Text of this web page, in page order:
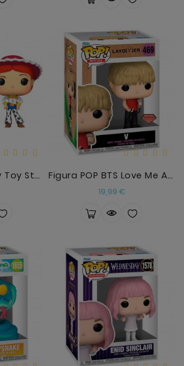
Figura POP Disney Toy Story 4 Jessie Figura POP BTS Love Me Again V
19,99 €Precio